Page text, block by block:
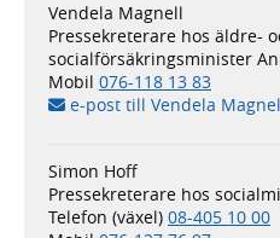
Vendela Magnell
Pressekreterare hos äldre-
socialförsäkringsminister
Mobil 076-118 13 83
e-post till Vendela
Simon Hoff
Pressekreterare hos
Telefon (växel) 08-405 10 00